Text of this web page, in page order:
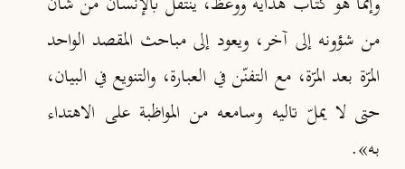
من شؤونه إلى آخر، ويعود إلى مباحث المقصد الواحد
المرّة بعد المرّة، مع التفنّن في العبارة، والتنويع في البيان،
حتى لا يملّ تاليه وسامعه من المواظبة على الاهتداء
به».